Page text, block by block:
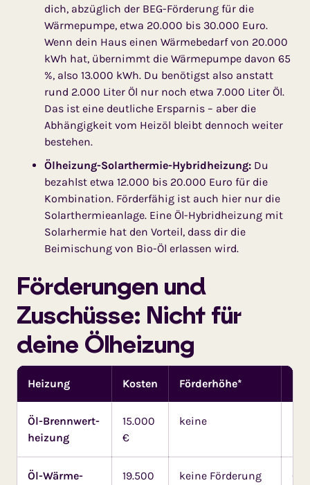
dich, abzüglich der BEG-Förderung für die
Wärmepumpe, etwa 20.000 bis 30.000 Euro.
Wenn dein Haus einen Wärmebedarf von 20.000
kWh hat, übernimmt die Wärmepumpe davon 65
%, also 13.000 kWh. Du benötigst also anstatt
rund 2.000 Liter Öl nur noch etwa 7.000 Liter Öl.
Das ist eine deutliche Ersparnis – aber die
Abhängigkeit vom Heizöl bleibt dennoch weiter
bestehen.
Ölheizung-Solarthermie-Hybridheizung: Du
bezahlst etwa 12.000 bis 20.000 Euro für die
Kombination. Förderfähig ist auch hier nur die
Solarthermieanlage. Eine Öl-Hybridheizung mit
Solarhermie hat den Vorteil, dass dir die
Beimischung von Bio-Öl erlassen wird.
Förderungen und
Zuschüsse: Nicht für
deine Ölheizung
Heizung Kosten Förderhöhe*
Öl-Brenn­wert­
heizung
15.000
€
keine
Öl-Wärme­
19.500
keine Förde­rung
Öl-